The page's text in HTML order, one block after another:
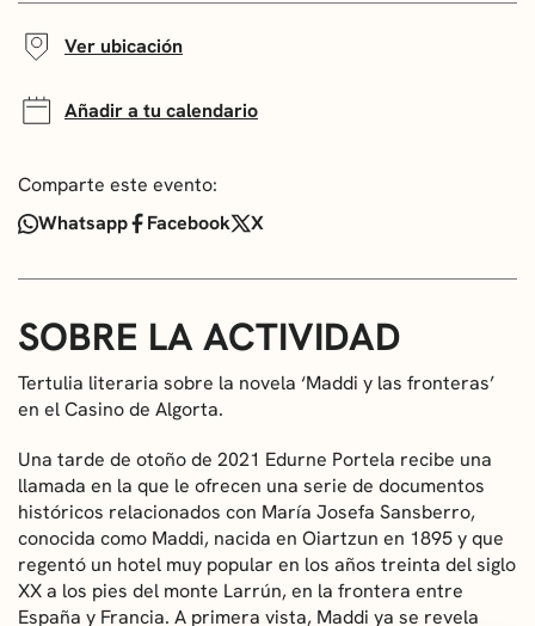
Ver ubicación
Añadir a tu calendario
Comparte este evento:
Whatsapp
Facebook X
SOBRE LA ACTIVIDAD
Tertulia literaria sobre la novela ‘Maddi y las fronteras’
en el Casino de Algorta.
Una tarde de otoño de 2021 Edurne Portela recibe una
llamada en la que le ofrecen una serie de documentos
históricos relacionados con María Josefa Sansberro,
conocida como Maddi, nacida en Oiartzun en 1895 y que
regentó un hotel muy popular en los años treinta del siglo
XX a los pies del monte Larrún, en la frontera entre
España y Francia. A primera vista, Maddi ya se revela